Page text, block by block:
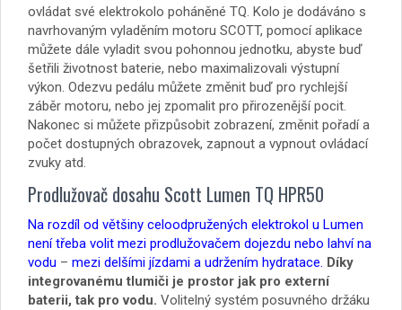
ovládat své elektrokolo poháněné TQ. Kolo je dodáváno s
navrhovaným vyladěním motoru SCOTT, pomocí aplikace
můžete dále vyladit svou pohonnou jednotku, abyste buď
šetřili životnost baterie, nebo maximalizovali výstupní
výkon. Odezvu pedálu můžete změnit buď pro rychlejší
záběr motoru, nebo jej zpomalit pro přirozenější pocit.
Nakonec si můžete přizpůsobit zobrazení, změnit pořadí a
počet dostupných obrazovek, zapnout a vypnout ovládací
zvuky atd.
Prodlužovač dosahu Scott Lumen TQ HPR50
Na rozdíl od většiny celoodpružených elektrokol u Lumen
není třeba volit mezi prodlužovačem dojezdu nebo lahví na
vodu – mezi delšími jízdami a udržením hydratace. Díky
integrovanému tlumiči je prostor jak pro externí
baterii, tak pro vodu. Volitelný systém posuvného držáku